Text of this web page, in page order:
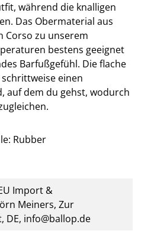
während die knalligen
Das Obermaterial aus
Corso zu unserem
bestens geeignet
Barfußgefühl. Die flache
einen
auf dem du gehst, wodurch
Rubber
Import &
Meiners, Zur
DE, info@ballop.de